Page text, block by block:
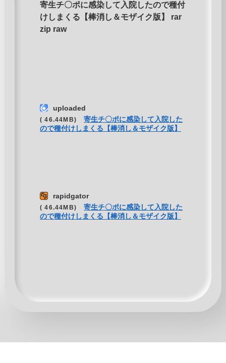
寄生チ〇ポに感染して入院したので種付
けしまくる【棒消し＆モザイク版】 rar
zip raw
uploaded
( 46.44MB)
寄生チ〇ポに感染して入院した
ので種付けしまくる【棒消し＆モザイク版】
rapidgator
( 46.44MB)
寄生チ〇ポに感染して入院した
ので種付けしまくる【棒消し＆モザイク版】